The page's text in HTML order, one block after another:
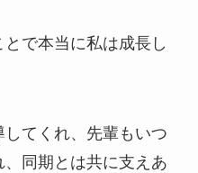
で本当に私は成長し
てくれ、先輩もいつ
同期とは共に支えあ